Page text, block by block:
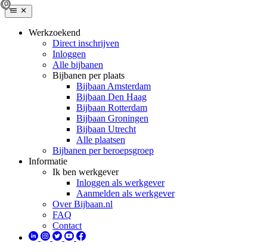
Werkzoekend
Direct inschrijven
Inloggen
Alle bijbanen
Bijbanen per plaats
Bijbaan Amsterdam
Bijbaan Den Haag
Bijbaan Rotterdam
Bijbaan Groningen
Bijbaan Utrecht
Alle plaatsen
Bijbanen per beroepsgroep
Informatie
Ik ben werkgever
Inloggen als werkgever
Aanmelden als werkgever
Over Bijbaan.nl
FAQ
Contact